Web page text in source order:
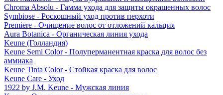
Chroma Absolu - Гамма ухода для защиты окрашенных волос
Symbiose - Роскошный уход против перхоти
Premiere - Очищение волос от отложений кальция
Aura Botanica - Органическая линия ухода
Keune (Голландия)
Keune Semi Color - Полуперманентная краска для волос без
аммиака
Keune Tinta Color - Стойкая краска для волос
Keune Care - Уход
1922 by J.M. Keune - Мужская линия